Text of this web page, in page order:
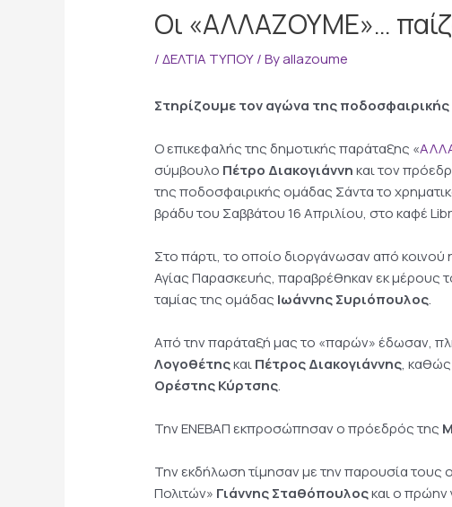
Οι «ΑΛΛΑΖΟΥΜΕ»…
/ΔΕΛΤΙΑ ΤΥΠΟΥ/ Byallazoume
Στηρίζουμε τον αγώνα της
Ο επικεφαλής της δημοτικής παράταξης «
σύμβουλο Πέτρο Διακογιάννηκαι τον
της ποδοσφαιρικής ομάδας Σάντα το
βράδυ του Σαββάτου 16 Απριλίου, στο καφέ
Στο πάρτι, το οποίο διοργάνωσαν από
Αγίας Παρασκευής, παραβρέθηκαν εκ μέρους
ταμίας της ομάδας Ιωάννης Συριόπουλος.
Από την παράταξή μας το «παρών» έδωσαν,
ΛογοθέτηςκαιΠέτρος Διακογιάννης, καθώς
Ορέστης Κύρτσης.
Την ΕΝΕΒΑΠ εκπροσώπησαν ο πρόεδρός της
Την εκδήλωση τίμησαν με την παρουσία τους
Πολιτών» Γιάννης Σταθόπουλοςκαι ο πρώην